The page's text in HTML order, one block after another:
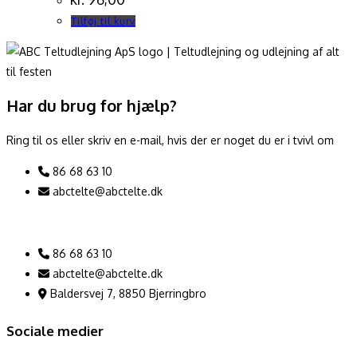
Tilføj til kurv
Har du brug for hjælp?
Ring til os eller skriv en e-mail, hvis der er noget du er i tvivl om
86 68 63 10
abctelte@abctelte.dk
86 68 63 10
abctelte@abctelte.dk
Baldersvej 7, 8850 Bjerringbro
Sociale medier